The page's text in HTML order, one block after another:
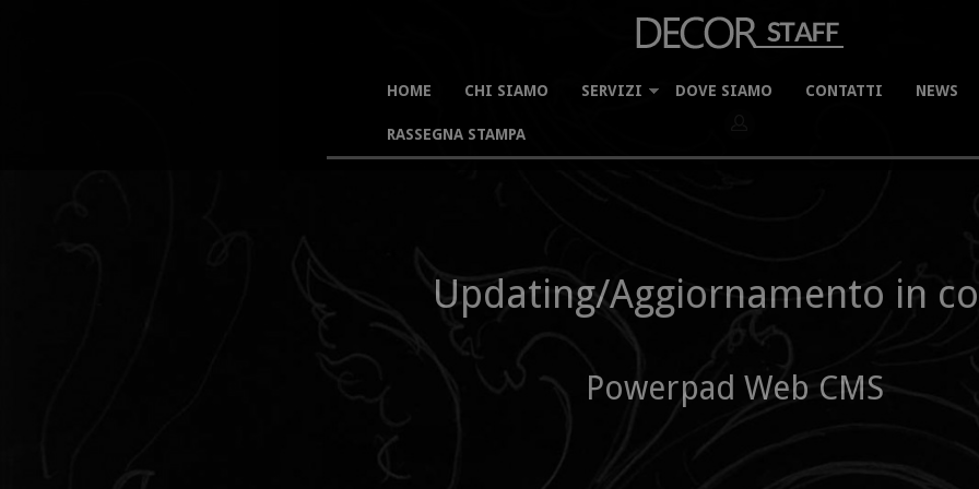
HOME CHI SIAMO SERVIZI DOVE SIAMO CONTATTI NEWS
RASSEGNA STAMPA
Updating/Aggiornamento in
Powerpad Web CMS